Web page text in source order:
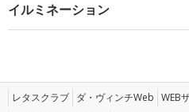
イルミネーション
レタスクラブ ダ・ヴィンチWeb WEB